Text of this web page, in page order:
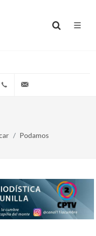
(+54)(9)3548-576073
Podamos